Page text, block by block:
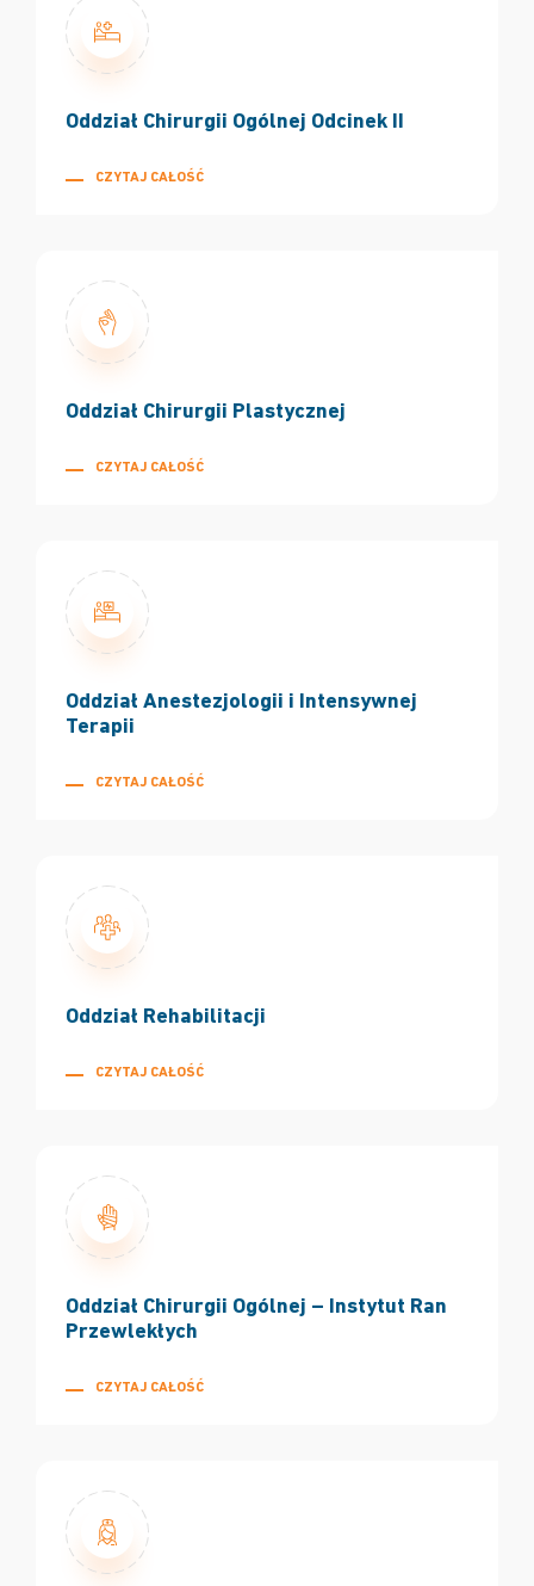
Oddział Chirurgii Ogólnej Odcinek II
CZYTAJ CAŁOŚĆ
Oddział Chirurgii Plastycznej
CZYTAJ CAŁOŚĆ
Oddział Anestezjologii i Intensywnej
Terapii
CZYTAJ CAŁOŚĆ
Oddział Rehabilitacji
CZYTAJ CAŁOŚĆ
Oddział Chirurgii Ogólnej – Instytut Ran
Przewlekłych
CZYTAJ CAŁOŚĆ